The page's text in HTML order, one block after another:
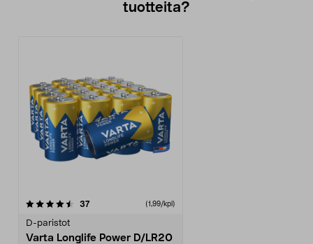
tuotteita?
37arvostelut (1,99/kpl)
D-paristot
Varta Longlife Power D/LR20